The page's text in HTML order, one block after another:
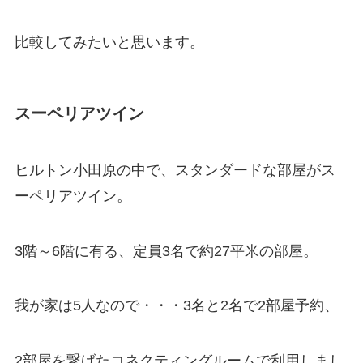
比較してみたいと思います。
スーペリアツイン
ヒルトン小田原の中で、スタンダードな部屋がス
ーペリアツイン。
3階～6階に有る、定員3名で約27平米の部屋。
我が家は5人なので・・・3名と2名で2部屋予約、